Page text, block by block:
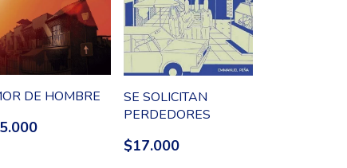
DE HOMBRE
SE SOLICITAN
PERDEDORES
$17.000